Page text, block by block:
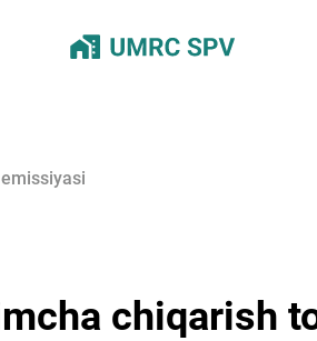
chiqarish